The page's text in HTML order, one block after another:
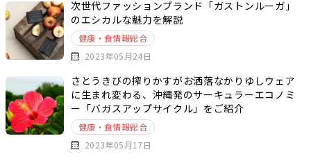
次世代ファッションブランド「ガストンルーガ」
のエシカルな魅力を解説
健康・食情報総合
2023年05月24日
さとうきびの搾りかすがお洒落なかりゆしウェア
に生まれ変わる、沖縄発のサーキュラーエコノミ
ー「バガスアップサイクル」をご紹介
健康・食情報総合
2023年05月17日